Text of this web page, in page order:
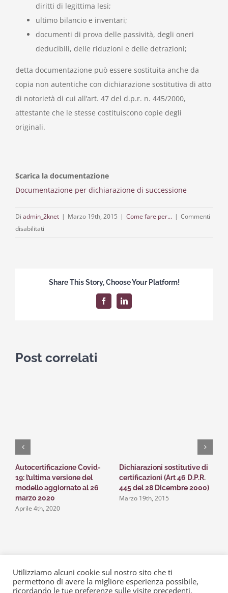
diritti di legittima lesi;
ultimo bilancio e inventari;
documenti di prova delle passività, degli oneri
deducibili, delle riduzioni e delle detrazioni;
detta documentazione può essere sostituita anche da
copia non autentiche con dichiarazione sostitutiva di atto
di notorietà di cui all’art. 47 del d.p.r. n. 445/2000,
attestante che le stesse costituiscono copie degli
originali.
Scarica la documentazione
Documentazione per dichiarazione di successione
Di admin_2knet | Marzo 19th, 2015 | Come fare per... | Commenti
disabilitati
Share This Story, Choose Your Platform!
FacebookLinkedIn
Post correlati
Autocertificazione Covid-
19: l’ultima versione del
modello aggiornato al 26
marzo 2020
Aprile 4th, 2020
Dichiarazioni sostitutive di
certificazioni (Art 46 D.P.R.
445 del 28 Dicembre 2000)
Marzo 19th, 2015
© Copyright 2015 -2026 | Alessio • Silvesti & Partners | P. IVA
Utilizziamo alcuni cookie sul nostro sito che ti
permettono di avere la migliore esperienza possibile,
ricordando le tue preferenze sulle visite precedenti.